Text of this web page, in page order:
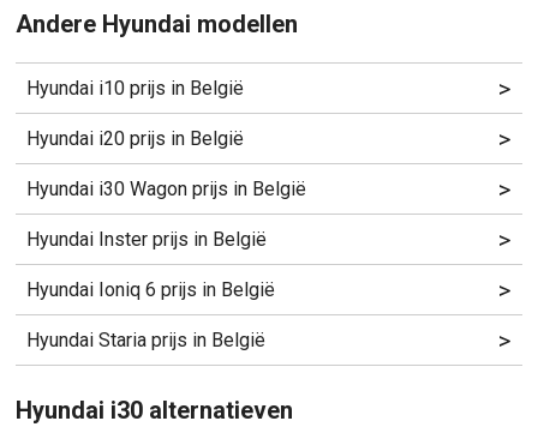
Andere Hyundai modellen
Hyundai i10 prijs in België >
Hyundai i20 prijs in België >
Hyundai i30 Wagon prijs in België >
Hyundai Inster prijs in België >
Hyundai Ioniq 6 prijs in België >
Hyundai Staria prijs in België >
Hyundai i30 alternatieven